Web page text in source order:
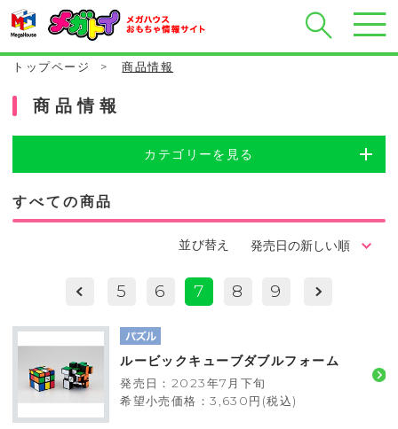
トップページ > 商品情報
商品情報
カテゴリーを見る
すべての商品
並び替え
5 6 7 8 9
ルービックキューブダブルフォーム
発売日：2023年7月下旬
希望小売価格：3,630円(税込)